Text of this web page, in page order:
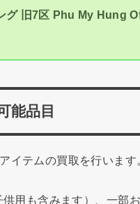
グ 旧7区 Phu My Hung
能品目
イテムの買取を行います
供用も含みます）、一部